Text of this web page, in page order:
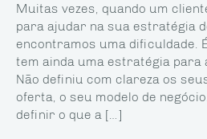
Muitas vezes, quando um
para ajudar na sua estratégia
encontramos uma dificuldade.
tem ainda uma estratégia para
Não definiu com clareza os
oferta, o seu modelo de
definir o que a […]